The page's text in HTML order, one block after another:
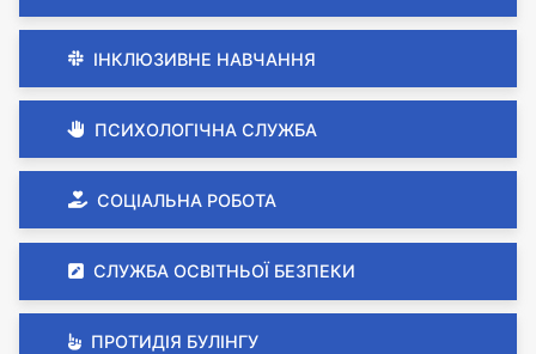
ІНКЛЮЗИВНЕ НАВЧАННЯ
ПСИХОЛОГІЧНА СЛУЖБА
СОЦІАЛЬНА РОБОТА
СЛУЖБА ОСВІТНЬОЇ БЕЗПЕКИ
ПРОТИДІЯ БУЛІНГУ